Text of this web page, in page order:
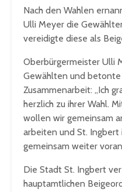
Nach den Wahlen
Ulli Meyer die
vereidigte diese als
Oberbürgermeister Ulli
Gewählten und
Zusammenarbeit: „Ich
herzlich zu ihrer Wahl.
wollen wir gemeinsam
arbeiten und St. Ingbert
gemeinsam weiter
Die Stadt St. Ingbert
hauptamtlichen